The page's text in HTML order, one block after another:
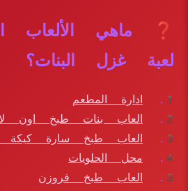
❓ ماهي الألعاب
لعبة غزل البنات؟
ادارة المطعم
العاب بنات طبخ اون
العاب طبخ سارة كيكة
محل الحلويات
العاب طبخ فروزن